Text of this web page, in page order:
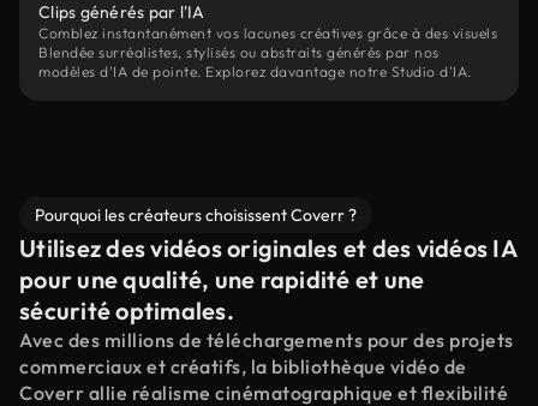
Clips générés par l'IA
Comblez instantanément vos lacunes créatives grâce à des visuels
Blendée surréalistes, stylisés ou abstraits générés par nos
modèles d'IA de pointe. Explorez davantage notre Studio d'IA.
Pourquoi les créateurs choisissent Coverr ?
Utilisez des vidéos originales et des vidéos IA
pour une qualité, une rapidité et une
sécurité optimales.
Avec des millions de téléchargements pour des projets
commerciaux et créatifs, la bibliothèque vidéo de
Coverr allie réalisme cinématographique et flexibilité